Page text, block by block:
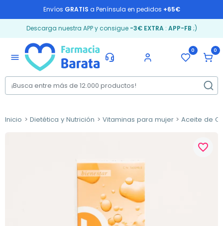
Envíos GRATIS a Península en pedidos +65€
Descarga nuestra APP y consigue -3€ EXTRA: APP-FB ;)
menu
0 0
Inicio Dietética y Nutrición Vitaminas para mujer Aceite de
favorite_border